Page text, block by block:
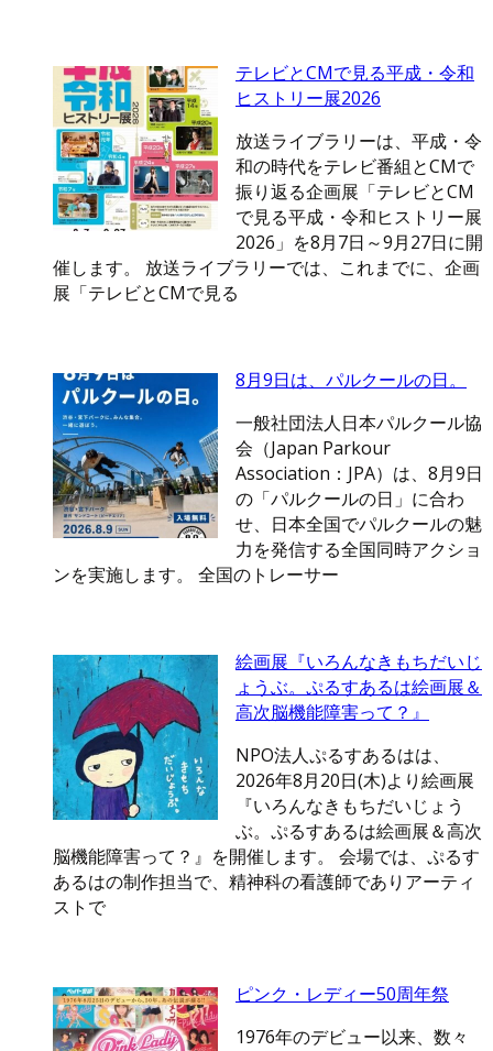
テレビとCMで見る平成・令和
ヒストリー展2026
放送ライブラリーは、平成・令
和の時代をテレビ番組とCMで
振り返る企画展「テレビとCM
で見る平成・令和ヒストリー展
2026」を8月7日～9月27日に開
催します。 放送ライブラリーでは、これまでに、企画
展「テレビとCMで見る
8月9日は、パルクールの日。
一般社団法人日本パルクール協
会（Japan Parkour
Association：JPA）は、8月9日
の「パルクールの日」に合わ
せ、日本全国でパルクールの魅
力を発信する全国同時アクショ
ンを実施します。 全国のトレーサー
絵画展『いろんなきもちだいじ
ょうぶ。ぷるすあるは絵画展＆
高次脳機能障害って？』
NPO法人ぷるすあるはは、
2026年8月20日(木)より絵画展
『いろんなきもちだいじょう
ぶ。ぷるすあるは絵画展＆高次
脳機能障害って？』を開催します。 会場では、ぷるす
あるはの制作担当で、精神科の看護師でありアーティ
ストで
ピンク・レディー50周年祭
1976年のデビュー以来、数々